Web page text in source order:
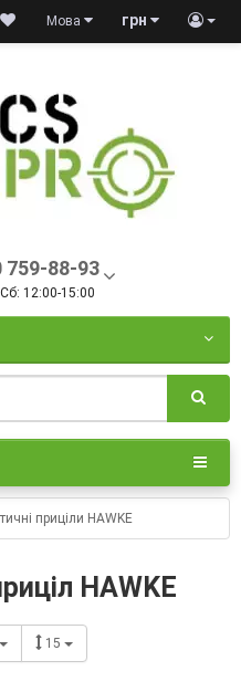
грн
Мова
759-88-93
12:00-15:00
приціли HAWKE
HAWKE
15